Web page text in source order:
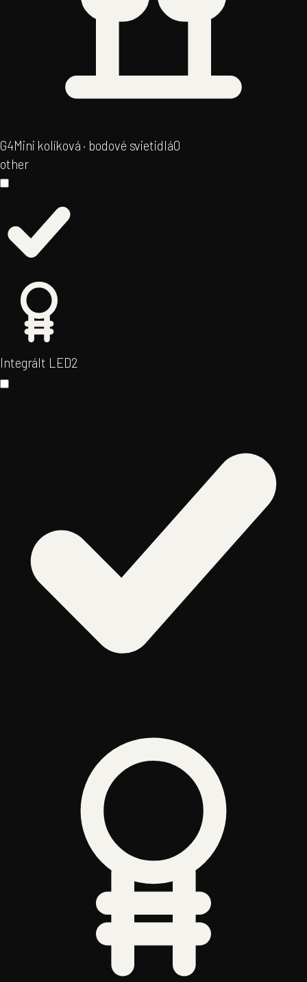
G4Mini kolíková · bodové svietidlá0
other
Integrált LED2